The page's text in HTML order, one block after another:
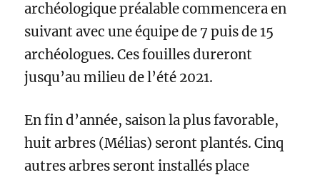
archéologique préalable commencera en
suivant avec une équipe de 7 puis de 15
archéologues. Ces fouilles dureront
jusqu’au milieu de l’été 2021.
En fin d’année, saison la plus favorable,
huit arbres (Mélias) seront plantés. Cinq
autres arbres seront installés place